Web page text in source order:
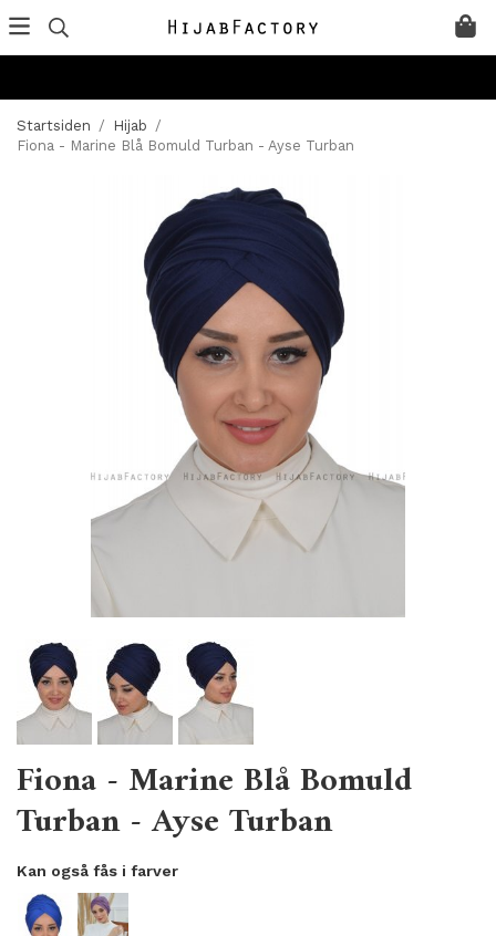
Startsiden / Hijab /
Fiona - Marine Blå Bomuld Turban - Ayse Turban
Fiona - Marine Blå Bomuld
Turban - Ayse Turban
Kan også fås i farver